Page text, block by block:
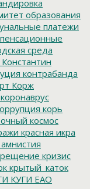
образования
платежи
среда
Константин
контрабанда
Корж
коронаврус
корь
космос
красная икра
кризис
крытый_каток
КУГИ ЕАО